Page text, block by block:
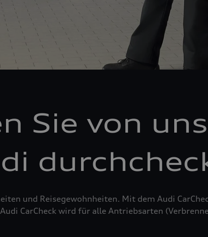
Sie von
und Reisegewohnheiten. Mit dem Audi
CarCheck wird für alle Antriebsarten